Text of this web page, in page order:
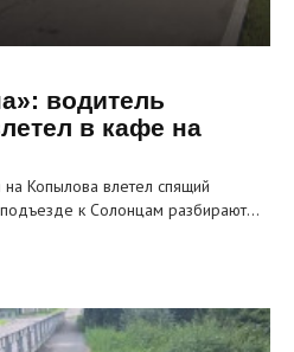
водитель
в кафе на
на Копылова влетел спящий
к Солонцам разбирают…